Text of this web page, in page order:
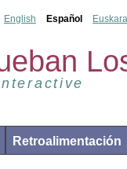
English Español Euskara
Retroalimentación